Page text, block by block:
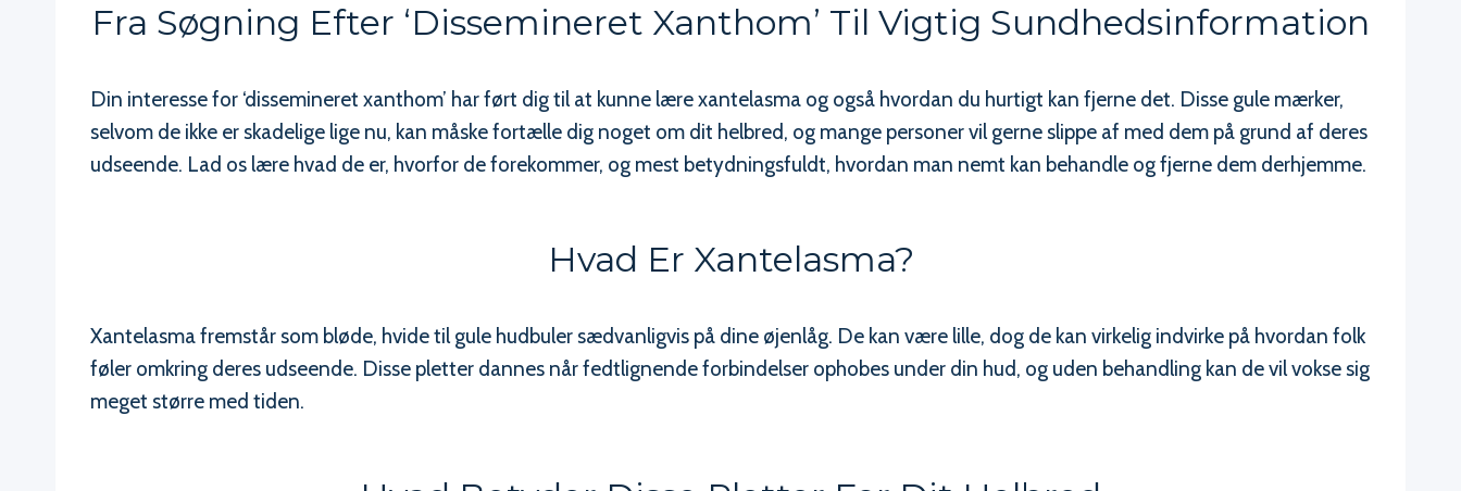
Fra Søgning Efter ‘dissemineret Xanthom’ Til Vigtig Sundhedsinformation
Din interesse for ‘dissemineret xanthom’ har ført dig til at kunne lære xantelasma og også hvordan du hurtigt kan fjerne det. Disse gule mærker,
selvom de ikke er skadelige lige nu, kan måske fortælle dig noget om dit helbred, og mange personer vil gerne slippe af med dem på grund af deres
udseende. Lad os lære hvad de er, hvorfor de forekommer, og mest betydningsfuldt, hvordan man nemt kan behandle og fjerne dem derhjemme.
Hvad Er Xantelasma?
Xantelasma fremstår som bløde, hvide til gule hudbuler sædvanligvis på dine øjenlåg. De kan være lille, dog de kan virkelig indvirke på hvordan folk
føler omkring deres udseende. Disse pletter dannes når fedtlignende forbindelser ophobes under din hud, og uden behandling kan de vil vokse sig
meget større med tiden.